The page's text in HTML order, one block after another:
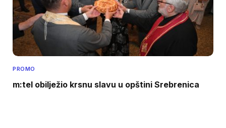
PROMO
m:tel obilježio krsnu slavu u opštini Srebrenica